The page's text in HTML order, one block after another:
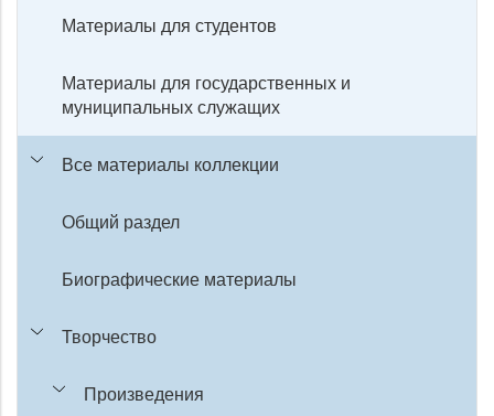
Материалы для студентов
Материалы для государственных и
муниципальных служащих
Все материалы коллекции
Общий раздел
Биографические материалы
Творчество
Произведения